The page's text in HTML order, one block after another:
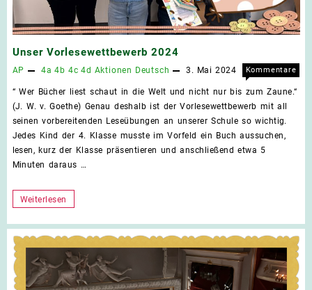
Unser Vorlesewettbewerb 2024
AP 4a 4b 4c 4d Aktionen Deutsch 3. Mai 2024
Kommentare
“ Wer Bücher liest schaut in die Welt und nicht nur bis zum Zaune.“
(J. W. v. Goethe) Genau deshalb ist der Vorlesewettbewerb mit all
seinen vorbereitenden Leseübungen an unserer Schule so wichtig.
Jedes Kind der 4. Klasse musste im Vorfeld ein Buch aussuchen,
lesen, kurz der Klasse präsentieren und anschließend etwa 5
Minuten daraus …
Unser
2024
Weiterlesen